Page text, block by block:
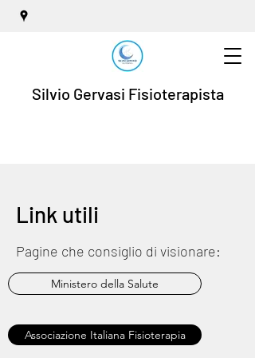
Silvio Gervasi Fisioterapista
Link utili
Pagine che consiglio di visionare:
Ministero della Salute
Associazione Italiana Fisioterapia